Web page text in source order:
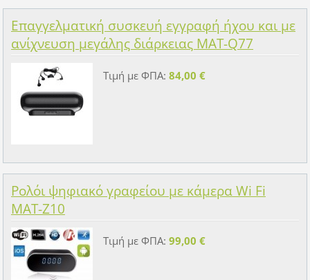
Επαγγελματική συσκευή εγγραφή ήχου και με
ανίχνευση μεγάλης διάρκειας MAT-Q77
Τιμή με ΦΠΑ: 84,00 €
Ρολόι ψηφιακό γραφείου με κάμερα Wi Fi
MAT-Z10
Τιμή με ΦΠΑ: 99,00 €